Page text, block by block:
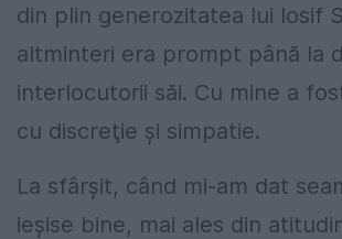
din plin generozitatea lui Iosif
altminteri era prompt până la
interlocutorii săi. Cu mine a
cu discreţie şi simpatie.
La sfârşit, când mi-am dat
ieşise bine, mai ales din